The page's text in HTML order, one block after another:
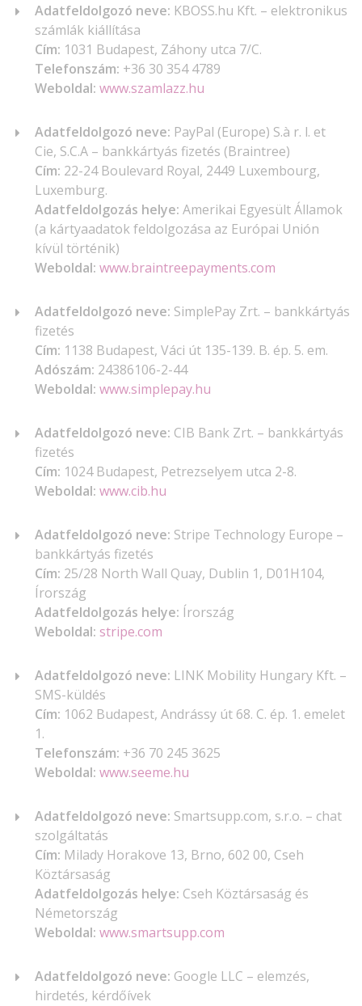
Adatfeldolgozó neve: KBOSS.hu Kft. – elektronikus
számlák kiállítása
Cím: 1031 Budapest, Záhony utca 7/C.
Telefonszám: +36 30 354 4789
Weboldal: www.szamlazz.hu
Adatfeldolgozó neve: PayPal (Europe) S.à r. l. et
Cie, S.C.A – bankkártyás fizetés (Braintree)
Cím: 22-24 Boulevard Royal, 2449 Luxembourg,
Luxemburg.
Adatfeldolgozás helye: Amerikai Egyesült Államok
(a kártyaadatok feldolgozása az Európai Unión
kívül történik)
Weboldal: www.braintreepayments.com
Adatfeldolgozó neve: SimplePay Zrt. – bankkártyás
fizetés
Cím: 1138 Budapest, Váci út 135-139. B. ép. 5. em.
Adószám: 24386106-2-44
Weboldal: www.simplepay.hu
Adatfeldolgozó neve: CIB Bank Zrt. – bankkártyás
fizetés
Cím: 1024 Budapest, Petrezselyem utca 2-8.
Weboldal: www.cib.hu
Adatfeldolgozó neve: Stripe Technology Europe –
bankkártyás fizetés
Cím: 25/28 North Wall Quay, Dublin 1, D01H104,
Írország
Adatfeldolgozás helye: Írország
Weboldal: stripe.com
Adatfeldolgozó neve: LINK Mobility Hungary Kft. –
SMS-küldés
Cím: 1062 Budapest, Andrássy út 68. C. ép. 1. emelet
1.
Telefonszám: +36 70 245 3625
Weboldal: www.seeme.hu
Adatfeldolgozó neve: Smartsupp.com, s.r.o. – chat
szolgáltatás
Cím: Milady Horakove 13, Brno, 602 00, Cseh
Köztársaság
Adatfeldolgozás helye: Cseh Köztársaság és
Németország
Weboldal: www.smartsupp.com
Adatfeldolgozó neve: Google LLC – elemzés,
hirdetés, kérdőívek